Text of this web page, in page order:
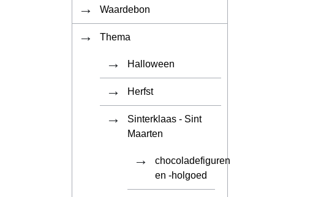
Waardebon
Thema
Halloween
Herfst
Sinterklaas - Sint
Maarten
chocoladefiguren
en -holgoed